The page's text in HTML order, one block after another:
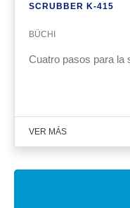
SCRUBBER K-415
BÜCHI
Cuatro pasos para la
VER MÁS